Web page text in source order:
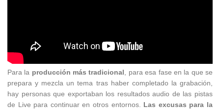
Para la producción más tradicional , para esa fase en la que se
prepara y mezcla un tema tras haber completado la grabación,
hay personas que exportaban los resultados audio de las pistas
de Live para continuar en otros entornos. Las excusas para la